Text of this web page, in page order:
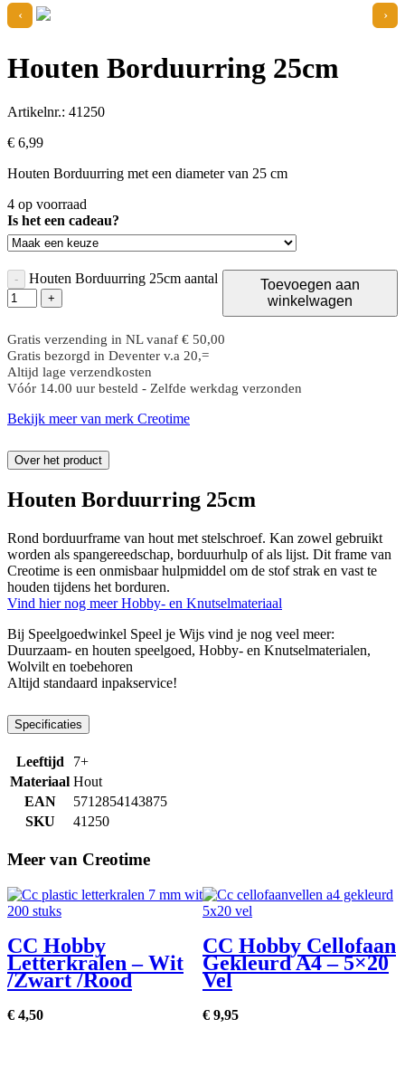
›
‹
Houten Borduurring 25cm
Artikelnr.: 41250
€ 6,99
Houten Borduurring met een diameter van 25 cm
4 op voorraad
Is het een cadeau?
- Houten Borduurring 25cm aantal
+
Toevoegen aan
winkelwagen
Gratis verzending in NL vanaf € 50,00
Gratis bezorgd in Deventer v.a 20,=
Altijd lage verzendkosten
Vóór 14.00 uur besteld - Zelfde werkdag verzonden
Bekijk meer van merk Creotime
Over het product
Houten Borduurring 25cm
Rond borduurframe van hout met stelschroef. Kan zowel gebruikt
worden als spangereedschap, borduurhulp of als lijst. Dit frame van
Creotime is een onmisbaar hulpmiddel om de stof strak en vast te
houden tijdens het borduren.
Vind hier nog meer Hobby- en Knutselmateriaal
Bij Speelgoedwinkel Speel je Wijs vind je nog veel meer: ​​
Duurzaam- en houten speelgoed, Hobby- en Knutselmaterialen,
Wolvilt en toebehoren
Altijd standaard inpakservice!
Specificaties
Leeftijd
7+
Materiaal Hout
EAN
5712854143875
SKU
41250
Meer van Creotime
CC Hobby
Letterkralen – Wit
/Zwart /Rood
€ 4,50
CC Hobby Cellofaan
Gekleurd A4 – 5×20
Vel
€ 9,95